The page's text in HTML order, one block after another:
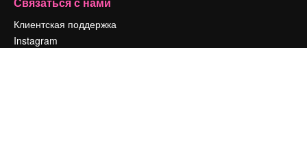
Клиентская поддержка
Instagram